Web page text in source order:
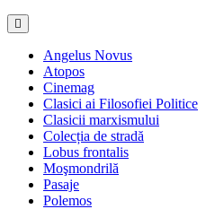
Angelus Novus
Atopos
Cinemag
Clasici ai Filosofiei Politice
Clasicii marxismului
Colecția de stradă
Lobus frontalis
Moşmondrilă
Pasaje
Polemos